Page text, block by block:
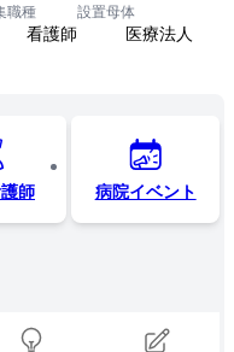
職種
看護師
設置母体
医療法人
師 病院イベント